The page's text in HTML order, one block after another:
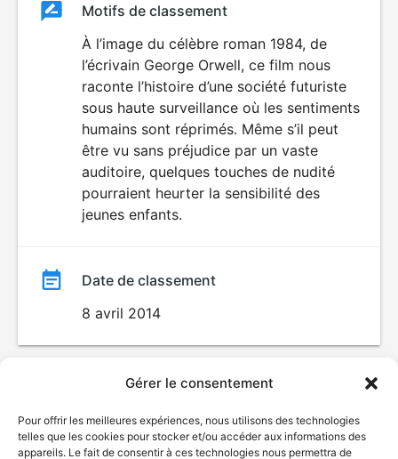
Gérer le consentement
Pour offrir les meilleures expériences, nous utilisons des technologies
telles que les cookies pour stocker et/ou accéder aux informations des
appareils. Le fait de consentir à ces technologies nous permettra de
ClassementClassement
DÉCONSEILLÉ
AUX JEUNES
ENFANTS
Motifs de classement
À l’image du célèbre roman 1984, de
l’écrivain George Orwell, ce film nous
raconte l’histoire d’une société futuriste
sous haute surveillance où les sentiments
humains sont réprimés. Même s’il peut
être vu sans préjudice par un vaste
auditoire, quelques touches de nudité
pourraient heurter la sensibilité des
jeunes enfants.
Date de classement
8 avril 2014